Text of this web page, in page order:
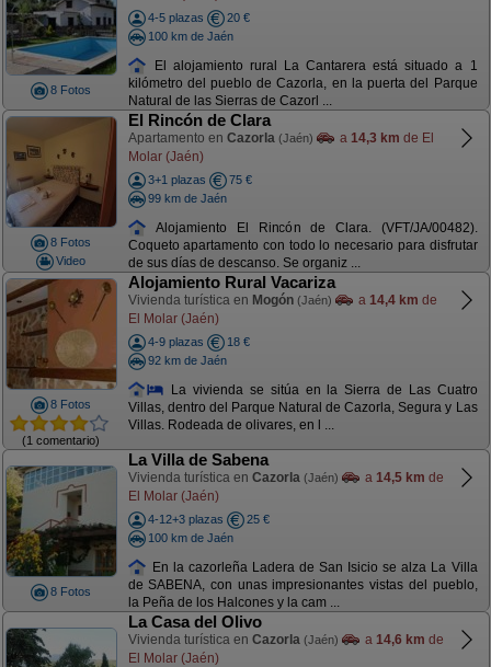
8 Fotos
4-5 plazas
20 €
100 km de Jaén
El alojamiento rural La Cantarera está situado a 1
kilómetro del pueblo de Cazorla, en la puerta del Parque
Natural de las Sierras de Cazorl ...
8 Fotos
Video
El Rincón de Clara
Apartamento en Cazorla (Jaén) a 14,3 km de El
Molar (Jaén)
3+1 plazas
75 €
99 km de Jaén
Alojamiento El Rincón de Clara. (VFT/JA/00482).
Coqueto apartamento con todo lo necesario para disfrutar
de sus días de descanso. Se organiz ...
8 Fotos
(1 comentario)
Alojamiento Rural Vacariza
Vivienda turística en Mogón (Jaén) a 14,4 km de
El Molar (Jaén)
4-9 plazas
18 €
92 km de Jaén
La vivienda se sitúa en la Sierra de Las Cuatro
Villas, dentro del Parque Natural de Cazorla, Segura y Las
Villas. Rodeada de olivares, en l ...
8 Fotos
La Villa de Sabena
Vivienda turística en Cazorla (Jaén) a 14,5 km de
El Molar (Jaén)
4-12+3 plazas
25 €
100 km de Jaén
En la cazorleña Ladera de San Isicio se alza La Villa
de SABENA, con unas impresionantes vistas del pueblo,
la Peña de los Halcones y la cam ...
La Casa del Olivo
Vivienda turística en Cazorla (Jaén) a 14,6 km de
El Molar (Jaén)